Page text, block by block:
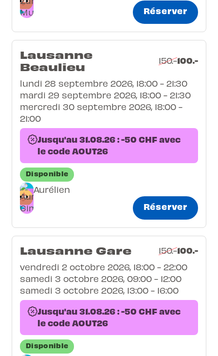
Réserver
Lausanne
Beaulieu
150.-100.-
lundi 28 septembre 2026, 18:00 - 21:30
mardi 29 septembre 2026, 18:00 - 21:30
mercredi 30 septembre 2026, 18:00 -
21:00
Jusqu'au 31.08.26 : -50 CHF avec
le code AOUT26
Disponible
Aurélien
Réserver
Lausanne Gare 150.-100.-
vendredi 2 octobre 2026, 18:00 - 22:00
samedi 3 octobre 2026, 09:00 - 12:00
samedi 3 octobre 2026, 13:00 - 16:00
Jusqu'au 31.08.26 : -50 CHF avec
le code AOUT26
Disponible